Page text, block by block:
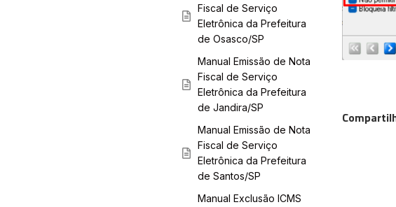
Fiscal de Serviço
Eletrônica da Prefeitura
de Osasco/SP
Manual Emissão de Nota
Fiscal de Serviço
Eletrônica da Prefeitura
de Jandira/SP
Manual Emissão de Nota
Fiscal de Serviço
Eletrônica da Prefeitura
de Santos/SP
Manual Exclusão ICMS